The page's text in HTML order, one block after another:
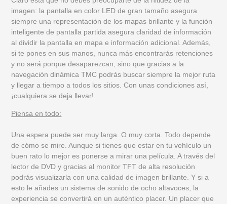
imagen: la pantalla en color LED de gran tamaño asegura
siempre una representación de los mapas brillante y la función
inteligente de pantalla partida asegura claridad de información
al dividir la pantalla en mapa e información adicional. Además,
si te pones en sus manos, nunca más encontrarás retenciones
y no será porque desaparezcan, sino que gracias a la
navegación dinámica TMC podrás buscar siempre la mejor ruta
y llegar a tiempo a todos los sitios. Con unas condiciones así,
¡cualquiera se deja llevar!
Piensa en todo:
Una espera puede ser muy larga. O muy corta. Todo depende
de cómo se mire. Aunque si tienes que estar en tu vehículo un
buen rato lo mejor es ponerse a mirar una película. A través del
lector de DVD y gracias al monitor TFT de alta resolución
podrás visualizarla con una calidad de imagen brillante. Y si a
esto le añades un sistema de sonido de ocho altavoces, la
experiencia se convertirá en un auténtico placer. Un placer que